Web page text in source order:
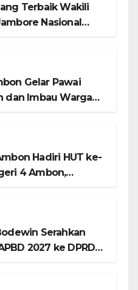
Terbaik Wakili
Nasional
Gelar Pawai
dan Imbau Warga
Hadiri HUT ke-
4 Ambon,
Serahkan
2027 ke DPRD